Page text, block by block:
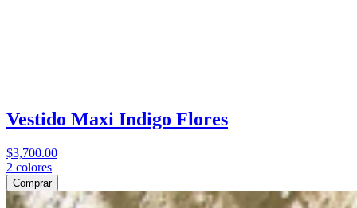
Vestido Maxi Indigo Flores
$3,700.00
2 colores
Comprar